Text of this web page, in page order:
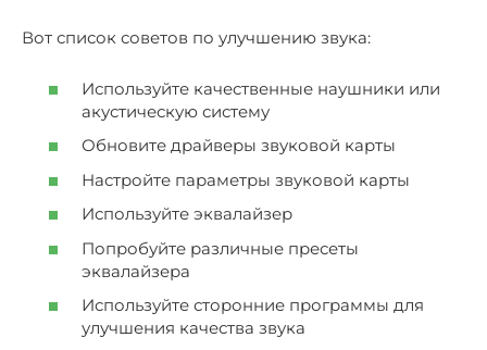
Вот список советов по улучшению звука:
Используйте качественные наушники или
акустическую систему
Обновите драйверы звуковой карты
Настройте параметры звуковой карты
Используйте эквалайзер
Попробуйте различные пресеты
эквалайзера
Используйте сторонние программы для
улучшения качества звука